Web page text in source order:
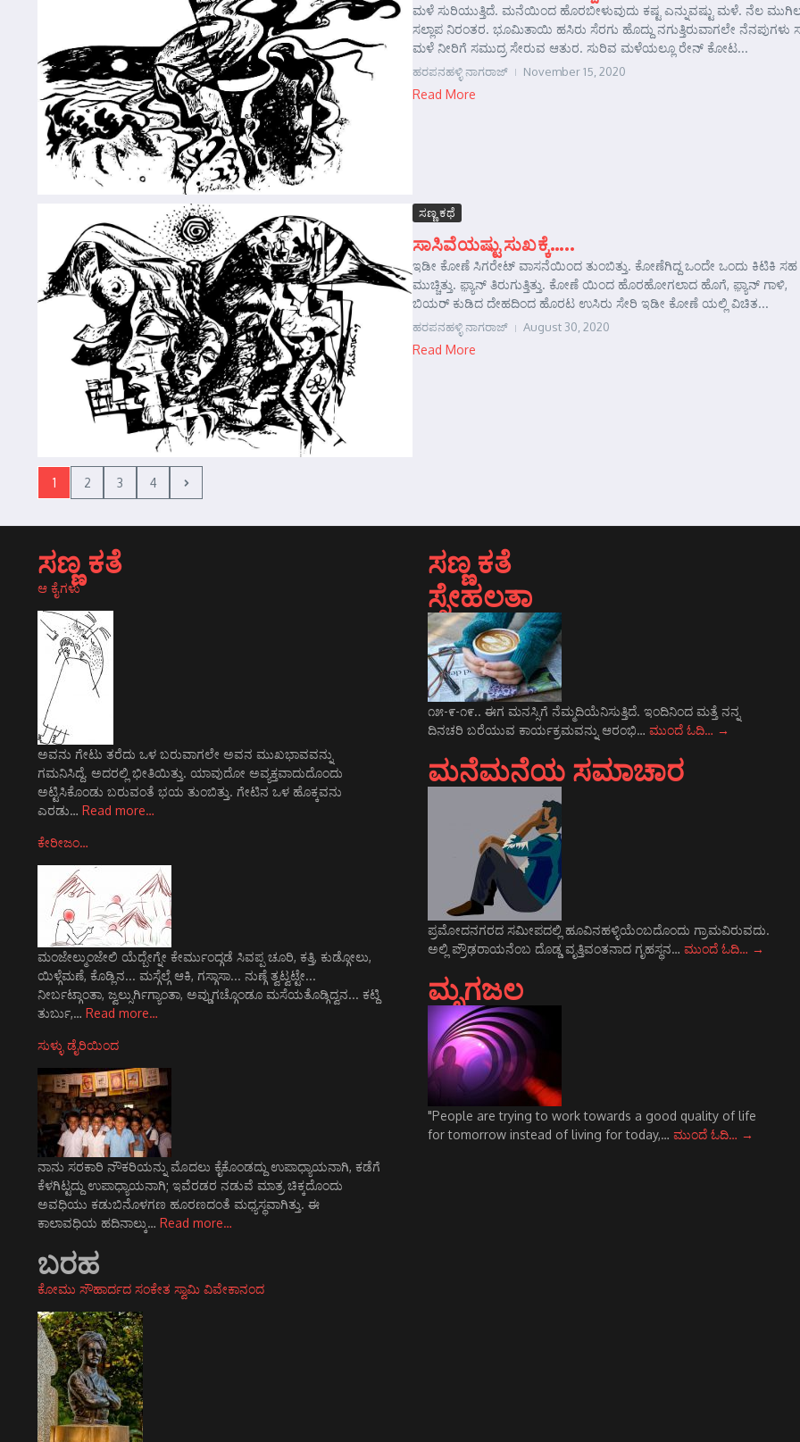
ಮಳೆ ಸುರಿಯುತ್ತಿದೆ. ಮನೆಯಿಂದ ಹೊರಬೀಳುವುದು ಕಷ್ಟ ಎನ್ನುವಷ್ಟು ಮಳೆ. ನೆಲ
ಸಲ್ಲಾಪ ನಿರಂತರ. ಭೂಮಿತಾಯಿ ಹಸಿರು ಸೆರಗು ಹೊದ್ದು ನಗುತ್ತಿರುವಾಗಲೇ ನೆನಪುಗಳು
ಮಳೆ ನೀರಿಗೆ ಸಮುದ್ರ ಸೇರುವ ಆತುರ. ಸುರಿವ ಮಳೆಯಲ್ಲೂ ರೇನ್ ಕೋಟ...
ಹರಪನಹಳ್ಳಿ ನಾಗರಾಜ್ November 15, 2020
Read More
ಸಣ್ಣ ಕಥೆ
ಸಾಸಿವೆಯಷ್ಟು ಸುಖಕ್ಕೆ…..
ಇಡೀ ಕೋಣೆ ಸಿಗರೇಟ್ ವಾಸನೆಯಿಂದ ತುಂಬಿತ್ತು. ಕೋಣೆಗಿದ್ದ ಒಂದೇ ಒಂದು ಕಿಟಿಕಿ ಸಹ
ಮುಚ್ಚಿತ್ತು. ಫ಼್ಯಾನ್ ತಿರುಗುತ್ತಿತ್ತು. ಕೋಣೆ ಯಿಂದ ಹೊರಹೋಗಲಾದ ಹೊಗೆ, ಫ಼್ಯಾನ್ ಗಾಳಿ,
ಬಿಯರ್ ಕುಡಿದ ದೇಹದಿಂದ ಹೊರಟ ಉಸಿರು ಸೇರಿ ಇಡೀ ಕೋಣೆ ಯಲ್ಲಿ ವಿಚಿತ...
ಹರಪನಹಳ್ಳಿ ನಾಗರಾಜ್ August 30, 2020
Read More
1 2 3 4
ಸಣ್ಣ ಕತೆ
ಆ ಕೈಗಳು
ಅವನು ಗೇಟು ತರೆದು ಒಳ ಬರುವಾಗಲೇ ಅವನ ಮುಖಭಾವವನ್ನು
ಗಮನಿಸಿದ್ದೆ. ಅದರಲ್ಲಿ ಭೀತಿಯಿತ್ತು. ಯಾವುದೋ ಅವ್ಯಕ್ತವಾದುದೊಂದು
ಅಟ್ಟಿಸಿಕೊಂಡು ಬರುವಂತೆ ಭಯ ತುಂಬಿತ್ತು. ಗೇಟಿನ ಒಳ ಹೊಕ್ಕವನು
ಎರಡು… Read more…
ಕೇರೀಜಂ…
ಮಂಜೇಲ್ಮುಂಜೇಲಿ ಯೆದ್ಬೇಗ್ನೇ ಕೇರ್ಮುಂದ್ಗಡೆ ಸಿವಪ್ಪ ಚೂರಿ, ಕತ್ತಿ, ಕುಡ್ಗೋಲು,
ಯಿಳ್ಗೆಮಣೆ, ಕೊಡ್ಲಿನ... ಮಸ್ಗೆಲ್ಗೆ ಆಕಿ, ಗಸ್ಗಾಸಾ... ನುಣ್ಗೆ ತ್ವಟ್ವಟ್ಟೇ...
ನೀರ್ಬಟ್ಗಾಂತಾ, ಜ್ವಲ್ಸುರ್ಗಿಗ್ಯಾಂತಾ, ಅವ್ಡುಗಚ್ಗೊಂಡೂ ಮಸೆಯತೊಡ್ಗಿದ್ವನ... ಕಟ್ದಿ
ತುರ್ಬು,… Read more…
ಸುಳ್ಳು ಡೈರಿಯಿಂದ
ನಾನು ಸರಕಾರಿ ನೌಕರಿಯನ್ನು ಮೊದಲು ಕೈಕೊಂಡದ್ದು ಉಪಾಧ್ಯಾಯನಾಗಿ, ಕಡೆಗೆ
ಕೆಳಗಿಟ್ಟದ್ದು ಉಪಾಧ್ಯಾಯನಾಗಿ; ಇವೆರಡರ ನಡುವೆ ಮಾತ್ರ ಚಿಕ್ಕದೊಂದು
ಅವಧಿಯು ಕಡುಬಿನೊಳಗಣ ಹೂರಣದಂತೆ ಮಧ್ಯಸ್ಥವಾಗಿತ್ತು. ಈ
ಕಾಲಾವಧಿಯ ಹದಿನಾಲ್ಕು… Read more…
ಬರಹ
ಕೋಮು ಸೌಹಾರ್ದದ ಸಂಕೇತ ಸ್ವಾಮಿ ವಿವೇಕಾನಂದ
ಸಣ್ಣ ಕತೆ
ಸ್ನೇಹಲತಾ
೧೫-೯-೧೯.. ಈಗ ಮನಸ್ಸಿಗೆ ನೆಮ್ಮದಿಯೆನಿಸುತ್ತಿದೆ. ಇಂದಿನಿಂದ ಮತ್ತೆ ನನ್ನ
ದಿನಚರಿ ಬರೆಯುವ ಕಾರ್ಯಕ್ರಮವನ್ನು ಆರಂಭಿ… ಮುಂದೆ ಓದಿ… →
ಮನೆಮನೆಯ ಸಮಾಚಾರ
ಪ್ರಮೋದನಗರದ ಸಮೀಪದಲ್ಲಿ ಹೂವಿನಹಳ್ಳಿಯೆಂಬದೊಂದು ಗ್ರಾಮವಿರುವದು.
ಅಲ್ಲಿ ಪ್ರೌಢರಾಯನೆಂಬ ದೊಡ್ಡ ವೃತ್ತಿವಂತನಾದ ಗೃಹಸ್ಥನ… ಮುಂದೆ ಓದಿ… →
ಮೃಗಜಲ
"People are trying to work towards a good quality of life
for tomorrow instead of living for today,… ಮುಂದೆ ಓದಿ… →